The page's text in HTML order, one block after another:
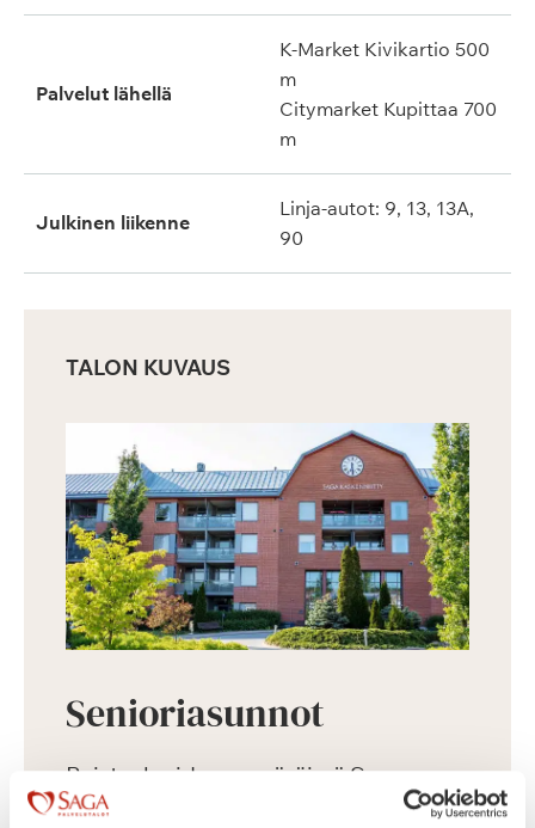
Palvelut lähellä
K-Market Kivikartio 500
m
Citymarket Kupittaa 700
m
Julkinen liikenne
Linja-autot: 9, 13, 13A,
90
TALON KUVAUS
Senioriasunnot
Puistoalueiden ympäröimä Saga
Kaskenniitty on rakennettu avarasti.